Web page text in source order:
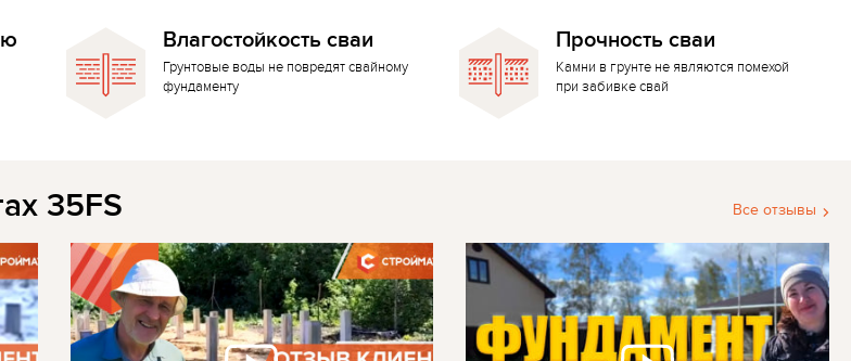
Влагостойкость сваи
Грунтовые воды не повредят свайному
фундаменту
Прочность сваи
Камни в грунте не являются помехой
при забивке свай
Все отзывы
35FS